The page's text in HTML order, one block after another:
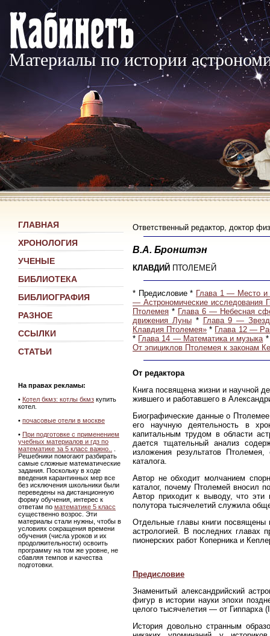
Материалы по истории
ГЛАВНАЯ
ХРОНОЛОГИЯ
УЧЕНЫЕ
БИБЛИОТЕКА
БИБЛИОГРАФИЯ
РАЗНОЕ
ССЫЛКИ
СТАТЬИ
На правах рекламы:
• Котел бкмз: котлы бкмз купить
котел.
• почасовые отели в москве
• При подготовке с применением
учебных материалов и гдз по
математике за 5 класс важно..
Решебники помогают разбирать
самые сложные математические
задания. Поскольку в ходе
введения карантинных мер все
без исключения школьники были
переведены на дистанционную
форму обучения, интерес к
ответам по математике 5 класс
существенно возрос. Эти
материалы стали нужны, чтобы в
условиях сокращения времени
обучения (числа уроков и их
продолжительности) освоить
программу на том же уровне, не
сбавляя темпов и качества
подготовки.
Ответственный редактор, доктор
В.А. Бронштэн
КЛАВДИЙ ПТОЛЕМЕЙ
* Предисловие * Глава 1 — Место и
— Астрономические исследования
Птолемея * Глава 6 — Небесная
движения Луны* Глава 9 —
Клавдия Птолемея» * Глава 12 —
* Глава 14 — Математика и музыка
От эпициклов Птолемея к законам
От редактора
Книга посвящена жизни и научной
жившего и работавшего в
Биографические данные о
его научную деятельность в
капитальным трудом в области
дается тщательный анализ
изложения результатов
каталога.
Автор не обходит молчанием
каталог, почему Птолемей вносил
Автор приходит к выводу, что эти
полутора тысячелетий служила
Отдельные главы книги посвящены
астрологией. В последних главах
пионерских работ Коперника и
Предисловие
Знаменитый александрийский
фигур в истории науки эпохи
целого тысячелетия — от
История довольно странным